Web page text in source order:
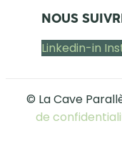
NOUS
Linkedin-in
© La Cave
de